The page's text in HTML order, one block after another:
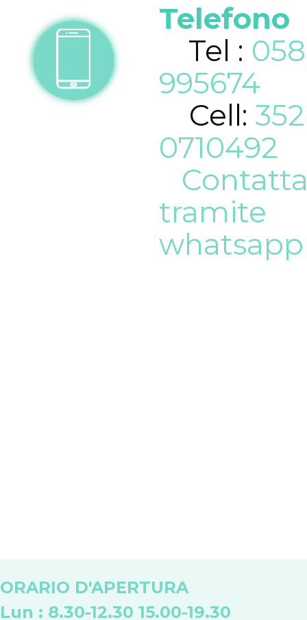
Telefono
Tel :
995674
Cell: 352
0710492
tramite
whatsapp
ORARIO D'APERTURA
Lun : 8.30-12.30 15.00-19.30